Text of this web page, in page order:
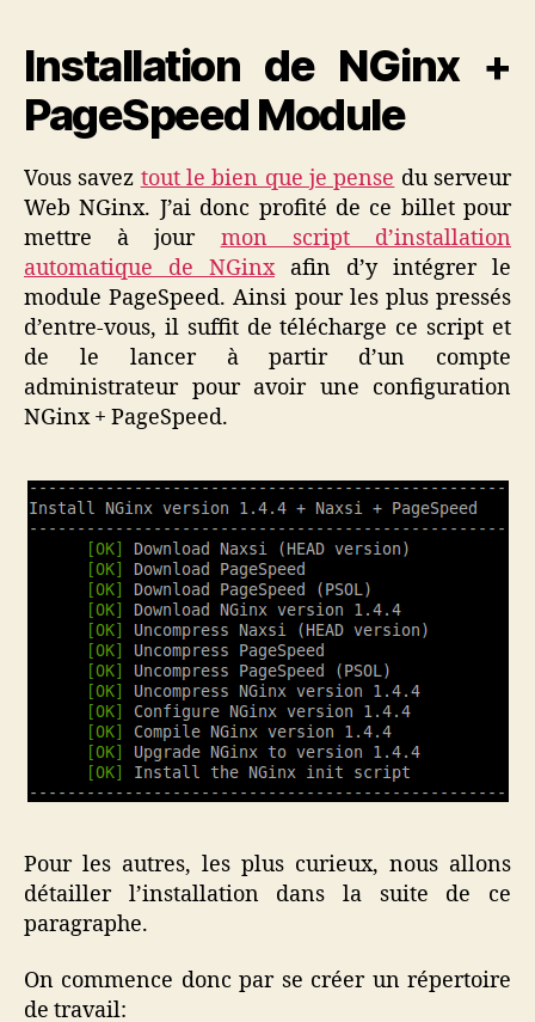
Installation de NGinx +
PageSpeed Module
Vous savez tout le bien que je pense du serveur
Web NGinx. J’ai donc profité de ce billet pour
mettre à jour mon script d’installation
automatique de NGinxafin d’y intégrer le
module PageSpeed. Ainsi pour les plus pressés
d’entre-vous, il suffit de télécharge ce script et
de le lancer à partir d’un compte
administrateur pour avoir une configuration
NGinx + PageSpeed.
Pour les autres, les plus curieux, nous allons
détailler l’installation dans la suite de ce
paragraphe.
On commence donc par se créer un répertoire
de travail: